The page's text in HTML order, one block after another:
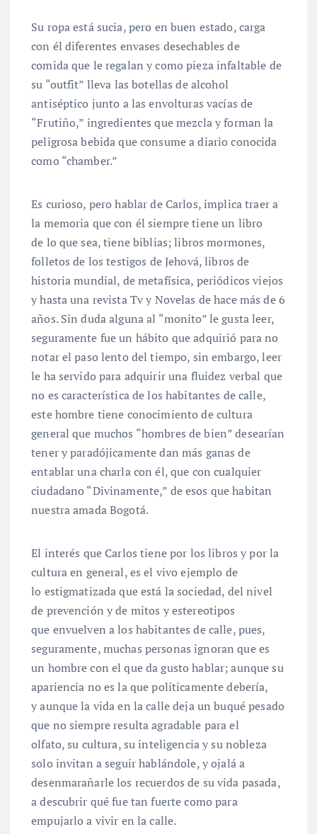
Su ropa está sucia, pero en buen estado, carga
con él diferentes envases desechables de
comida que le regalan y como pieza infaltable de
su “outfit” lleva las botellas de alcohol
antiséptico junto a las envolturas vacías de
“Frutiño,” ingredientes que mezcla y forman la
peligrosa bebida que consume a diario conocida
como “chamber.”
Es curioso, pero hablar de Carlos, implica traer a
la memoria que con él siempre tiene un libro
de lo que sea, tiene biblias; libros mormones,
folletos de los testigos de Jehová, libros de
historia mundial, de metafísica, periódicos viejos
y hasta una revista Tv y Novelas de hace más de 6
años. Sin duda alguna al “monito” le gusta leer,
seguramente fue un hábito que adquirió para no
notar el paso lento del tiempo, sin embargo, leer
le ha servido para adquirir una fluidez verbal que
no es característica de los habitantes de calle,
este hombre tiene conocimiento de cultura
general que muchos “hombres de bien” desearían
tener y paradójicamente dan más ganas de
entablar una charla con él, que con cualquier
ciudadano “Divinamente,” de esos que habitan
nuestra amada Bogotá.
El interés que Carlos tiene por los libros y por la
cultura en general, es el vivo ejemplo de
lo estigmatizada que está la sociedad, del nivel
de prevención y de mitos y estereotipos
que envuelven a los habitantes de calle, pues,
seguramente, muchas personas ignoran que es
un hombre con el que da gusto hablar; aunque su
apariencia no es la que políticamente debería,
y aunque la vida en la calle deja un buqué pesado
que no siempre resulta agradable para el
olfato, su cultura, su inteligencia y su nobleza
solo invitan a seguir hablándole, y ojalá a
desenmarañarle los recuerdos de su vida pasada,
a descubrir qué fue tan fuerte como para
empujarlo a vivir en la calle.